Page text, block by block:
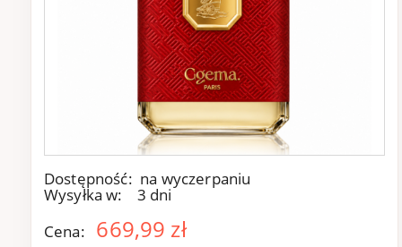
Dostępność: na wyczerpaniu
Wysyłka w:
3 dni
Cena:
669,99 zł